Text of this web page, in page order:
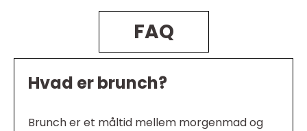
FAQ
Hvad er brunch?
Brunch er et måltid mellem morgenmad og